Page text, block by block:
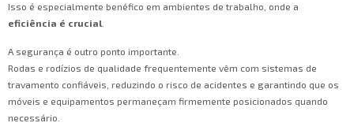
Isso é especialmente benéfico em ambientes de trabalho, onde a
eficiência é crucial
A segurança é outro ponto importante.
Rodas e rodízios de qualidade frequentemente vêm com sistemas de
travamento confiáveis, reduzindo o risco de acidentes e garantindo que os
móveis e equipamentos permaneçam firmemente posicionados quando
necessário.